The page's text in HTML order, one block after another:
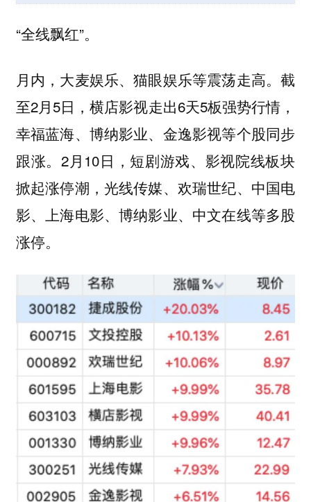
“全线飘红”。
月内，大麦娱乐、猫眼娱乐等震荡走高。截
至2月5日，横店影视走出6天5板强势行情，
幸福蓝海、博纳影业、金逸影视等个股同步
跟涨。2月10日，短剧游戏、影视院线板块
掀起涨停潮，光线传媒、欢瑞世纪、中国电
影、上海电影、博纳影业、中文在线等多股
涨停。